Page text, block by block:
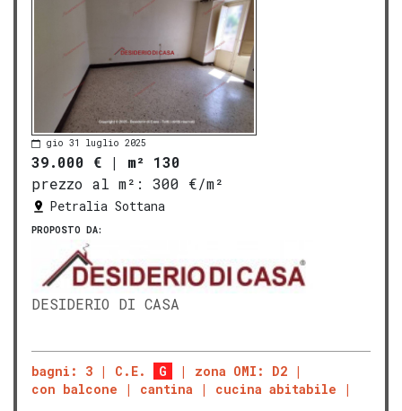
gio 31 luglio 2025
39.000 € | m² 130
prezzo al m²:
300 €/m²
Petralia Sottana
PROPOSTO DA:
DESIDERIO DI CASA
bagni: 3 C.E. G
zona OMI: D2
con balcone
cantina cucina abitabile